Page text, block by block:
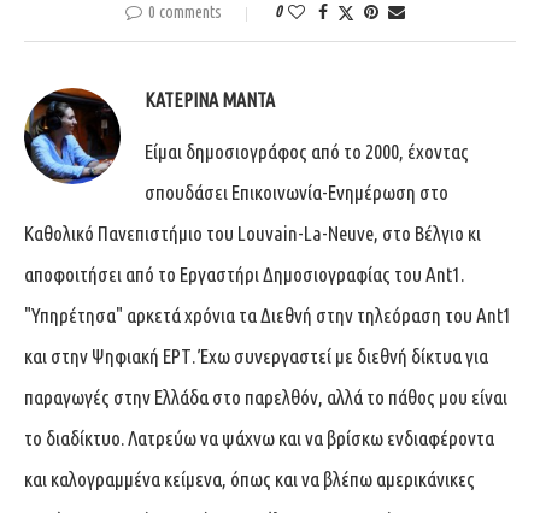
0 comments 0
ΚΑΤΕΡΊΝΑ ΜΑΝΤΆ
Είμαι δημοσιογράφος από το 2000, έχοντας
σπουδάσει Επικοινωνία-Ενημέρωση στο
Καθολικό Πανεπιστήμιο του Louvain-La-Neuve, στο Βέλγιο κι
αποφοιτήσει από το Εργαστήρι Δημοσιογραφίας του Ant1.
"Υπηρέτησα" αρκετά χρόνια τα Διεθνή στην τηλεόραση του Ant1
και στην Ψηφιακή ΕΡΤ. Έχω συνεργαστεί με διεθνή δίκτυα για
παραγωγές στην Ελλάδα στο παρελθόν, αλλά το πάθος μου είναι
το διαδίκτυο. Λατρεύω να ψάχνω και να βρίσκω ενδιαφέροντα
και καλογραμμένα κείμενα, όπως και να βλέπω αμερικάνικες